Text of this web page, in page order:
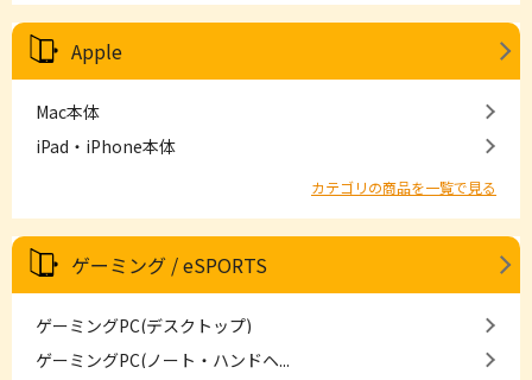
Apple
Mac本体
iPad・iPhone本体
カテゴリの商品を一覧で見る
ゲーミング / eSPORTS
ゲーミングPC(デスクトップ)
ゲーミングPC(ノート・ハンドヘ...